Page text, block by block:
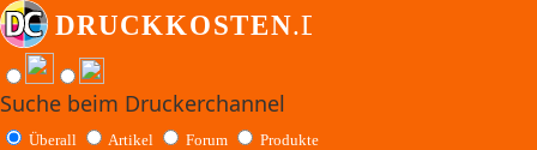
Suche beim Druckerchannel
Überall Artikel Forum Produkte